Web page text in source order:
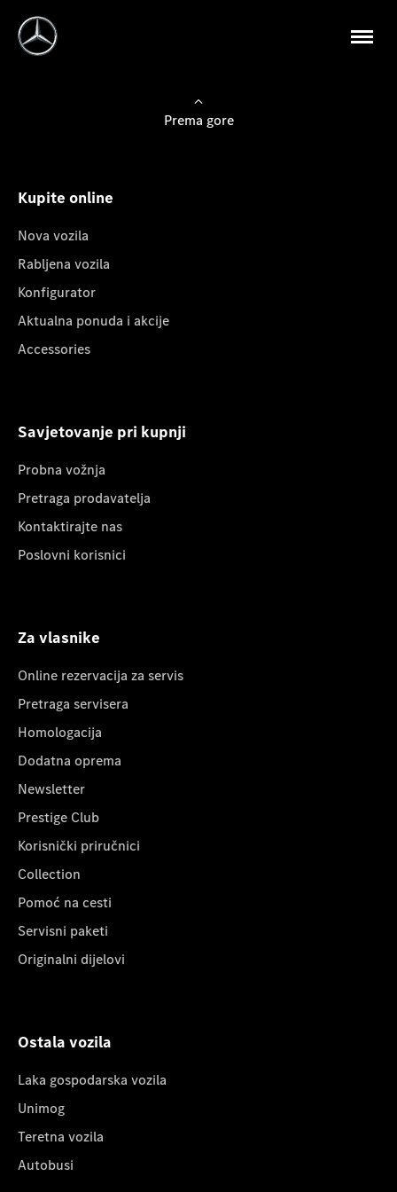
Prema gore
Kupite online
Nova vozila
Rabljena vozila
Konfigurator
Aktualna ponuda i akcije
Accessories
Savjetovanje pri kupnji
Probna vožnja
Pretraga prodavatelja
Kontaktirajte nas
Poslovni korisnici
Za vlasnike
Online rezervacija za servis
Pretraga servisera
Homologacija
Dodatna oprema
Newsletter
Prestige Club
Korisnički priručnici
Collection
Pomoć na cesti
Servisni paketi
Originalni dijelovi
Ostala vozila
Laka gospodarska vozila
Unimog
Teretna vozila
Autobusi